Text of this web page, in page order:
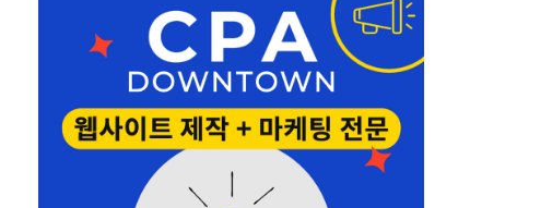
심상준 부동산
425-772-1876
홍민주 부동산
Seattle • Bellevue
206-678-4148